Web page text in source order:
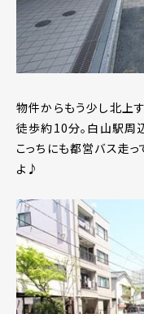
物件からもう少し北上
徒歩約10分。白山駅周
こっちにも都営バス走
よ♪